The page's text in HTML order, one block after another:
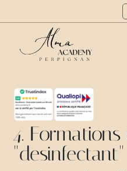
4.
"desinfectant"